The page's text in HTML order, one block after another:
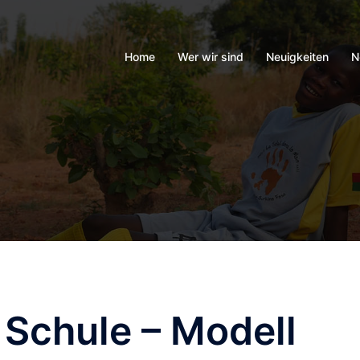
Home Wer wir sind Neuigkeiten
– Modell